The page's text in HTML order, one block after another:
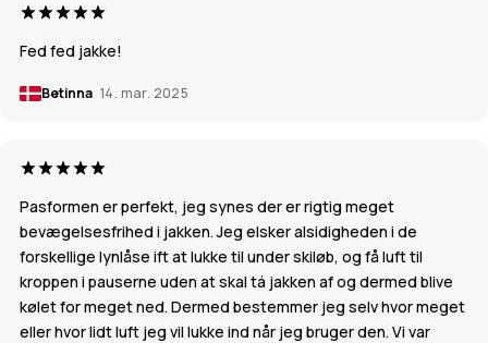
Fed fed jakke!
Betinna 14. mar. 2025
Pasformen er perfekt, jeg synes der er rigtig meget
bevægelsesfrihed i jakken. Jeg elsker alsidigheden i de
forskellige lynlåse ift at lukke til under skiløb, og få luft til
kroppen i pauserne uden at skal tá jakken af og dermed blive
kølet for meget ned. Dermed bestemmer jeg selv hvor meget
eller hvor lidt luft jeg vil lukke ind når jeg bruger den. Vi var